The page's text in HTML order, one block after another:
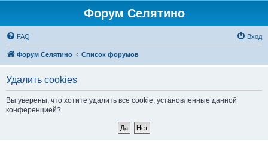
Форум Селятино
FAQ Вход
Форум Селятино Список форумов
Удалить cookies
Вы уверены, что хотите удалить все cookie, установленные данной
конференцией?